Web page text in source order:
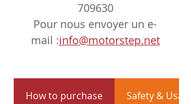
709630
Pour nous envoyer un e-
mail :info@motorstep.net
How to purchase Safety &